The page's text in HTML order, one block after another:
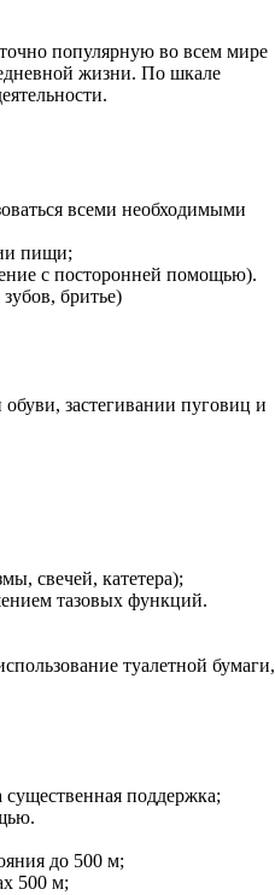
популярную во всем мире
жизни. По шкале
всеми необходимыми
пищи;
с посторонней помощью).
бритье)
застегивании пуговиц и
свечей, катетера);
тазовых функций.
туалетной бумаги,
существенная поддержка;
до 500 м;
500 м;